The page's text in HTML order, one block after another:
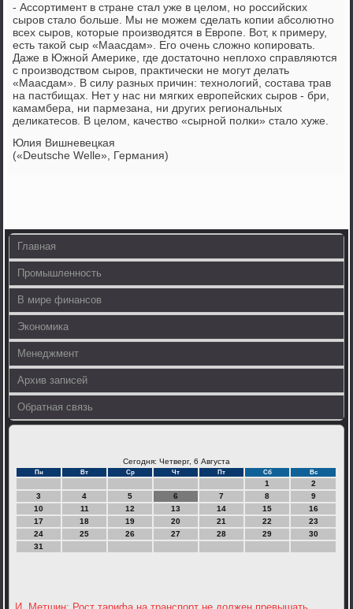
- Ассортимент в стране стал уже в целом, но российских
сыров стало больше. Мы не можем сделать копии абсолютно
всех сыров, которые производятся в Европе. Вот, к примеру,
есть такой сыр «Маасдам». Его очень сложно копировать.
Даже в Южной Америке, где достаточно неплохо справляются
с производством сыров, практически не могут делать
«Маасдам». В силу разных причин: технологий, состава трав
на пастбищах. Нет у нас ни мягких европейских сыров - бри,
камамбера, ни пармезана, ни других региональных
деликатесов. В целом, качество «сырной полки» стало хуже.
Юлия Вишневецкая
(«Deutsche Welle», Германия)
Главная
Промышленность
В мире финансов
Экономика
Менеджмент
Архив записей
Обратная связь
Сегодня: Четверг, 6 Августа
Пн Вт Ср Чт Пт Сб Вс
1
2
3
4 5 6 7 8
9
10
11 12 13 14 15
16
17
18 19 20 21 22
23
24
25 26 27 28 29
30
31